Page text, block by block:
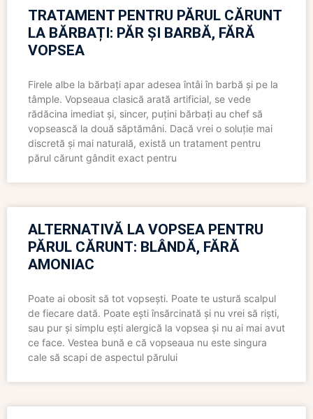
TRATAMENT PENTRU PĂRUL CĂRUNT
LA BĂRBAȚI: PĂR ȘI BARBĂ, FĂRĂ
VOPSEA
Firele albe la bărbați apar adesea întâi în barbă și pe la
tâmple. Vopseaua clasică arată artificial, se vede
rădăcina imediat și, sincer, puțini bărbați au chef să
vopsească la două săptămâni. Dacă vrei o soluție mai
discretă și mai naturală, există un tratament pentru
părul cărunt gândit exact pentru
ALTERNATIVĂ LA VOPSEA PENTRU
PĂRUL CĂRUNT: BLÂNDĂ, FĂRĂ
AMONIAC
Poate ai obosit să tot vopsești. Poate te ustură scalpul
de fiecare dată. Poate ești însărcinată și nu vrei să riști,
sau pur și simplu ești alergică la vopsea și nu ai mai avut
ce face. Vestea bună e că vopseaua nu este singura
cale să scapi de aspectul părului